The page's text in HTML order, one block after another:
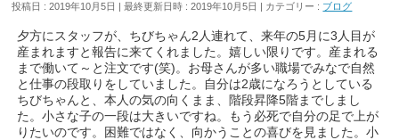
投稿日 : 2019年10月5日 最終更新日時 : 2019年10月5日 カテゴリー : ブログ
夕方にスタッフが、ちびちゃん2人連れて、来年の5月に3人目が
産まれますと報告に来てくれました。嬉しい限りです。産まれる
まで働いて～と注文です(笑)。お母さんが多い職場でみなで自然
と仕事の段取りをしていました。自分は2歳になろうとしている
ちびちゃんと、本人の気の向くまま、階段昇降5階までしまし
た。小さな子の一段は大きいですね。もう必死で自分の足で上が
りたいのです。困難ではなく、向かうことの喜びを見ました。小